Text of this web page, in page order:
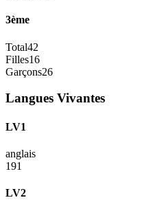
3ème
Total42
Filles16
Garçons26
Langues Vivantes
LV1
anglais
191
LV2